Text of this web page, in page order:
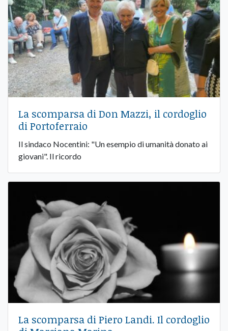
La scomparsa di Don Mazzi, il cordoglio
di Portoferraio
Il sindaco Nocentini: "Un esempio di umanità donato ai
giovani". Il ricordo
La scomparsa di Piero Landi. Il cordoglio